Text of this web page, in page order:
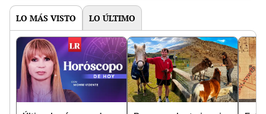
LO MÁS VISTO LO ÚLTIMO